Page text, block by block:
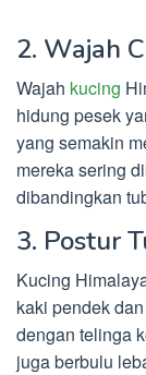
2. Wajah
Wajah kucing
hidung pesek
yang semakin
mereka sering
dibandingkan
3. Postur
Kucing
kaki pendek
dengan telinga
juga berbulu